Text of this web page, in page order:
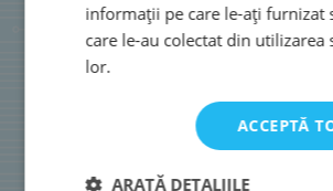
informații pe care le-ați furnizat
care le-au colectat din utilizarea
lor.
ACCEPTĂ
ARATĂ DETALIILE